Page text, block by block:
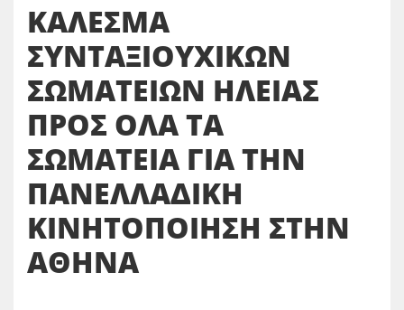
ΚΑΛΕΣΜΑ
ΣΥΝΤΑΞΙΟΥΧΙΚΩΝ
ΣΩΜΑΤΕΙΩΝ ΗΛΕΙΑΣ
ΠΡΟΣ ΟΛΑ ΤΑ
ΣΩΜΑΤΕΙΑ ΓΙΑ ΤΗΝ
ΠΑΝΕΛΛΑΔΙΚΗ
ΚΙΝΗΤΟΠΟΙΗΣΗ ΣΤΗΝ
ΑΘΗΝΑ